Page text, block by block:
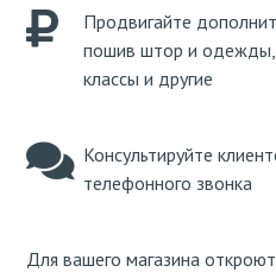
Продвигайте
пошив штор и одежды,
классы и другие
Консультируйте
телефонного звонка
Для вашего магазина